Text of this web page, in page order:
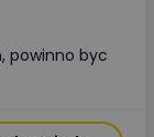
powinno byc